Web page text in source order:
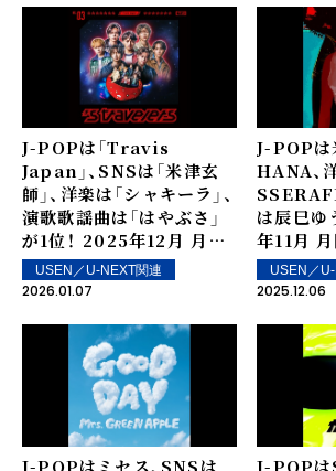
J-POPは「Travis
Japan」、SNSは「米津玄
師」、洋楽は「シャキーラ」、
演歌歌謡曲は「はやぶさ」
が1位！―― 2025年12月 月間
USEN HITランキング
TOP10を発表！
USEN／U-NEXT関連
2026.01.07
J-POPは
HANA、
は辰巳ゆ
年11月
ランキン
表！
USEN／
2025.12.06
J-POPはミセス、SNSは
J-POP